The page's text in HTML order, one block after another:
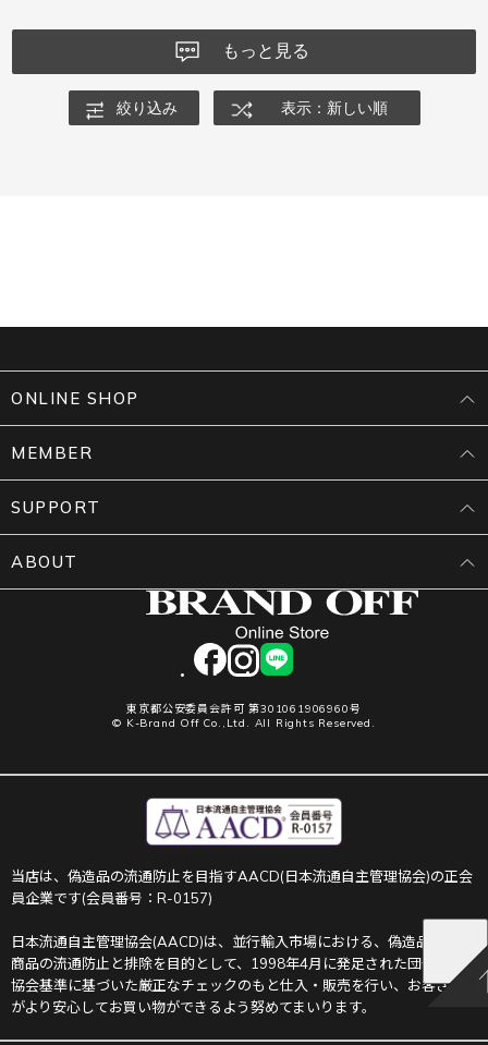
もっと見る
絞り込み 表示：新しい順
facebookinstagram
LINE
東京都公安委員会許可 第301061906960号
© K-Brand Off Co.,Ltd. All Rights Reserved.
ONLINE SHOP
MEMBER
SUPPORT
ABOUT
当店は、偽造品の流通防止を目指すAACD(日本流通自主管理協会)の正会
員企業です(会員番号：R-0157)
日本流通自主管理協会(AACD)は、並行輸入市場における、偽造品や不正
商品の流通防止と排除を目的として、1998年4月に発足された団体です。
協会基準に基づいた厳正なチェックのもと仕入・販売を行い、お客さま
がより安心してお買い物ができるよう努めてまいります。